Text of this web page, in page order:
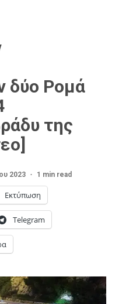
δύο Ρομά
της
2023 1 min read
Εκτύπωση
Telegram